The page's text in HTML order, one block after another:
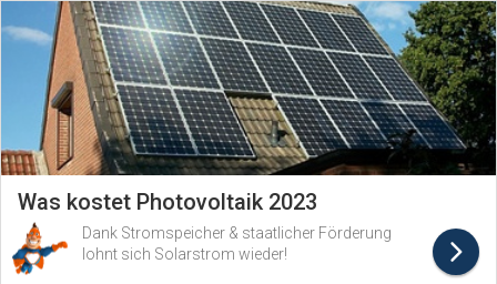
Was kostet Photovoltaik 2023
Dank Stromspeicher & staatlicher Förderung
lohnt sich Solarstrom wieder!